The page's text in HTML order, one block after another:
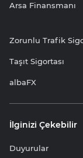
Arsa Finansmanı
Zorunlu Trafik
Taşıt Sigortası
albaFX
İlginizi Çekebilir
Duyurular